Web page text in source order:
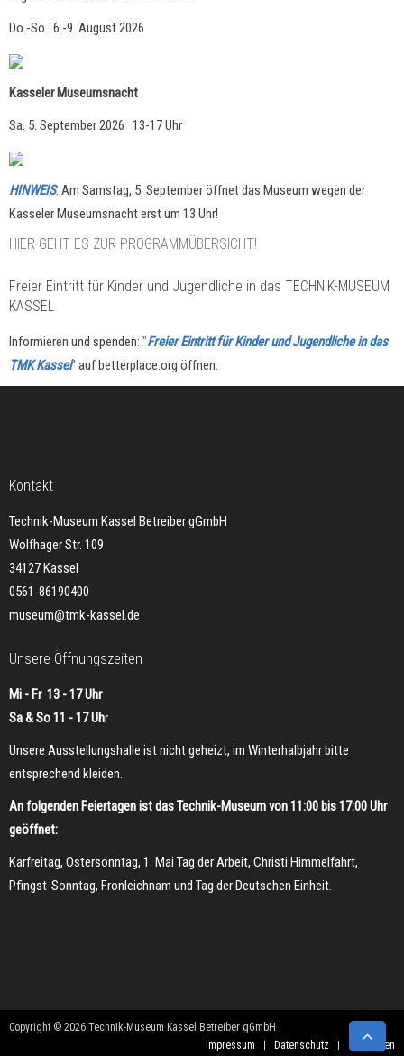
Do.-So. 6.-9. August 2026
Kasseler Museumsnacht
Sa. 5. September 2026 13-17 Uhr
HINWEIS: Am Samstag, 5. September öffnet das Museum wegen der
Kasseler Museumsnacht erst um 13 Uhr!
HIER GEHT ES ZUR PROGRAMMÜBERSICHT!
Freier Eintritt für Kinder und Jugendliche in das TECHNIK-MUSEUM
KASSEL
Informieren und spenden: "Freier Eintritt für Kinder und Jugendliche in das
TMK Kassel" auf betterplace.org öffnen.
Kontakt
Technik-Museum Kassel Betreiber gGmbH
Wolfhager Str. 109
34127 Kassel
0561-86190400
museum@tmk-kassel.de
Unsere Öffnungszeiten
Mi - Fr 13 - 17 Uhr
Sa & So 11 - 17 Uhr
Unsere Ausstellungshalle ist nicht geheizt, im Winterhalbjahr bitte
entsprechend kleiden.
An folgenden Feiertagen ist das Technik-Museum von 11:00 bis 17:00 Uhr
geöffnet:
Karfreitag, Ostersonntag, 1. Mai Tag der Arbeit, Christi Himmelfahrt,
Pfingst-Sonntag, Fronleichnam und Tag der Deutschen Einheit.
Copyright © 2026 Technik-Museum Kassel Betreiber gGmbH
Impressum
Datenschutz Sponsoren